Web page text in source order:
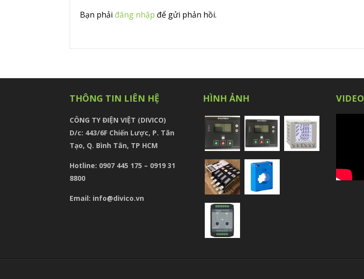
Bạn phải đăng nhập để gửi phản hồi.
THÔNG TIN LIÊN HỆ
CÔNG TY ĐIỆN VIỆT (DIVICO)
D/c: 443/6F Chiến Lược, P. Tân
Tạo, Q. Bình Tân, TP HCM
Hotline: 0907 445 175 – 0919 31
8800
Email: info@divico.vn
HÌNH ẢNH VIDEO